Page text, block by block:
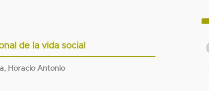
de la vida social
Horacio Antonio